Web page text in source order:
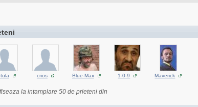
crios Blue-Max 1-0-9 Maverick
la intamplare 50 de prieteni din